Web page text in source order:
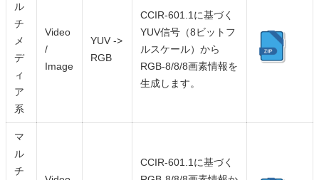
ル
チ
メ
デ
ィ
ア
系
Video
/
Image
YUV ->
RGB
CCIR-601.1に基づく
YUV信号（8ビットフ
ルスケール）から
RGB-8/8/8画素情報を
生成します。
マ
ル
チ
CCIR-601.1に基づく